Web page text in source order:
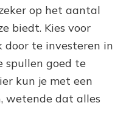
op het aantal
biedt. Kies voor
te investeren in
spullen goed te
kun je met een
wetende dat alles